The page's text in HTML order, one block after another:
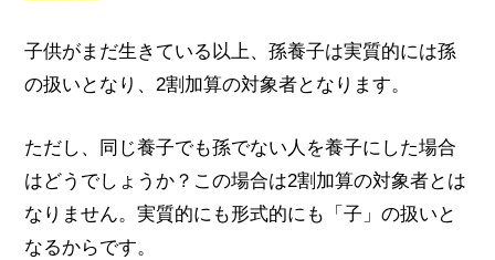
子供がまだ生きている以上、孫養子は実質的には孫
の扱いとなり、2割加算の対象者となります。
ただし、同じ養子でも孫でない人を養子にした場合
はどうでしょうか？この場合は2割加算の対象者とは
なりません。実質的にも形式的にも「子」の扱いと
なるからです。